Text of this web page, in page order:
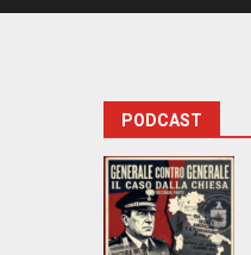
PODCAST